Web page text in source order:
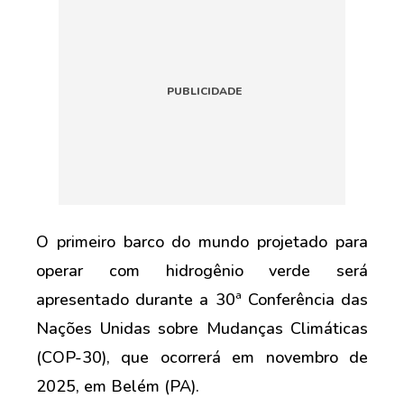
O primeiro barco do mundo projetado para
operar com hidrogênio verde será
apresentado durante a 30ª Conferência das
Nações Unidas sobre Mudanças Climáticas
(COP-30), que ocorrerá em novembro de
2025, em Belém (PA).